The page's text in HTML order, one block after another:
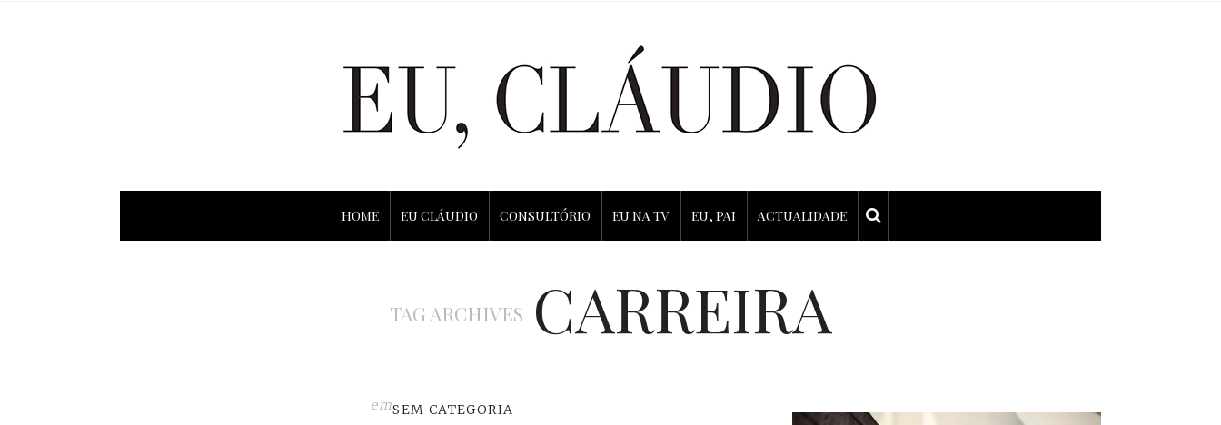
HOME EU CLÁUDIO CONSULTÓRIO EU NA TV EU, PAI ACTUALIDADE
TAG ARCHIVES CARREIRA
emSEM CATEGORIA